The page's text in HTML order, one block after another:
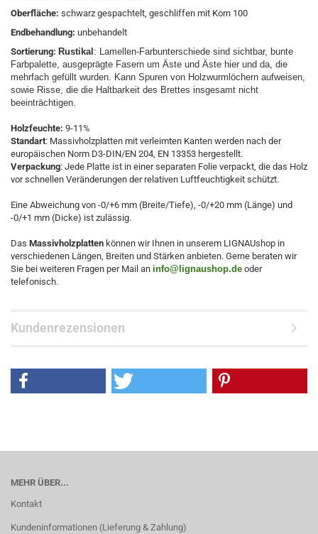
Oberfläche: schwarz gespachtelt, geschliffen mit Korn 100
Endbehandlung: unbehandelt
Sortierung: Rustikal : Lamellen-Farbunterschiede sind sichtbar, bunte
Farbpalette, ausgeprägte Fasern um Äste und Äste hier und da, die
mehrfach gefüllt wurden. Kann Spuren von Holzwurmlöchern aufweisen,
sowie Risse, die die Haltbarkeit des Brettes insgesamt nicht
beeinträchtigen.
Holzfeuchte: 9-11%
Standart: Massivholzplatten mit verleimten Kanten werden nach der
europäischen Norm D3-DIN/EN 204, EN 13353 hergestellt.
Verpackung: Jede Platte ist in einer separaten Folie verpackt, die das Holz
vor schnellen Veränderungen der relativen Luftfeuchtigkeit schützt.
Eine Abweichung von -0/+6 mm (Breite/Tiefe), -0/+20 mm (Länge) und
-0/+1 mm (Dicke) ist zulässig.
Das Massivholzplatten können wir Ihnen in unserem LIGNAUshop in
verschiedenen Längen, Breiten und Stärken anbieten. Gerne beraten wir
Sie bei weiteren Fragen per Mail an info@lignaushop.de oder
telefonisch.
Kundenrezensionen
MEHR ÜBER...
Kontakt
Kundeninformationen (Lieferung & Zahlung)